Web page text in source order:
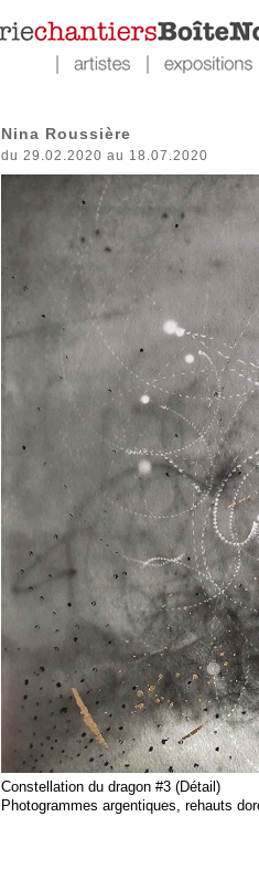
Nina Roussière
du 29.02.2020 au 18.07.2020
Constellation du dragon #3 (Détail)
Photogrammes argentiques, rehauts